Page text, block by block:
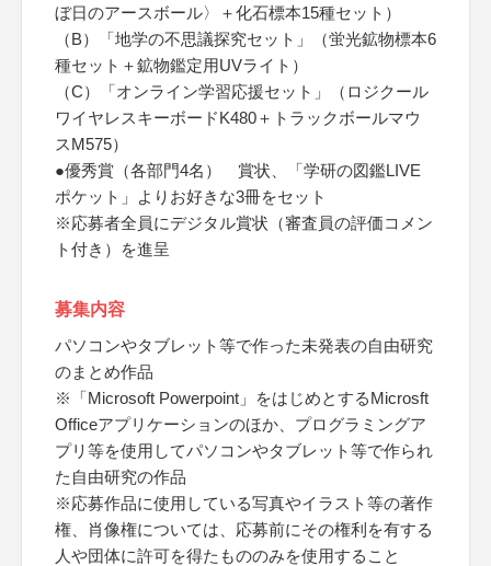
ぼ日のアースボール〉＋化石標本15種セット）
（B）「地学の不思議探究セット」（蛍光鉱物標本6
種セット＋鉱物鑑定用UVライト）
（C）「オンライン学習応援セット」（ロジクール
ワイヤレスキーボードK480＋トラックボールマウ
スM575）
●優秀賞（各部門4名） 賞状、「学研の図鑑LIVE
ポケット」よりお好きな3冊をセット
※応募者全員にデジタル賞状（審査員の評価コメン
ト付き）を進呈
募集内容
パソコンやタブレット等で作った未発表の自由研究
のまとめ作品
※「Microsoft Powerpoint」をはじめとするMicrosft
Officeアプリケーションのほか、プログラミングア
プリ等を使用してパソコンやタブレット等で作られ
た自由研究の作品
※応募作品に使用している写真やイラスト等の著作
権、肖像権については、応募前にその権利を有する
人や団体に許可を得たもののみを使用すること